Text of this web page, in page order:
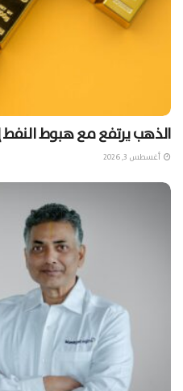
الذهب يرتفع مع هبوط النفط
أغسطس 3, 2026